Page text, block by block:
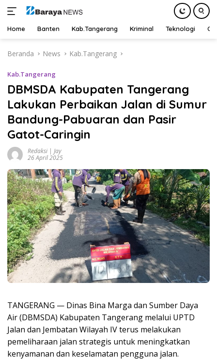
Home Banten Kab.Tangerang Kriminal Teknologi
Beranda News Kab.Tangerang
Kab.Tangerang
DBMSDA Kabupaten Tangerang
Lakukan Perbaikan Jalan di Sumur
Bandung-Pabuaran dan Pasir
Gatot-Caringin
Redaksi | Jay
26 April 2025
TANGERANG — Dinas Bina Marga dan Sumber Daya
Air (DBMSDA) Kabupaten Tangerang melalui UPTD
Jalan dan Jembatan Wilayah IV terus melakukan
pemeliharaan jalan strategis untuk meningkatkan
kenyamanan dan keselamatan pengguna jalan.